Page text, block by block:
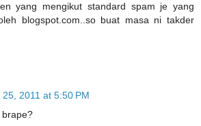
yang mengikut standard spam je yang
blogspot.com..so buat masa ni takder
25, 2011 at 5:50 PM
brape?